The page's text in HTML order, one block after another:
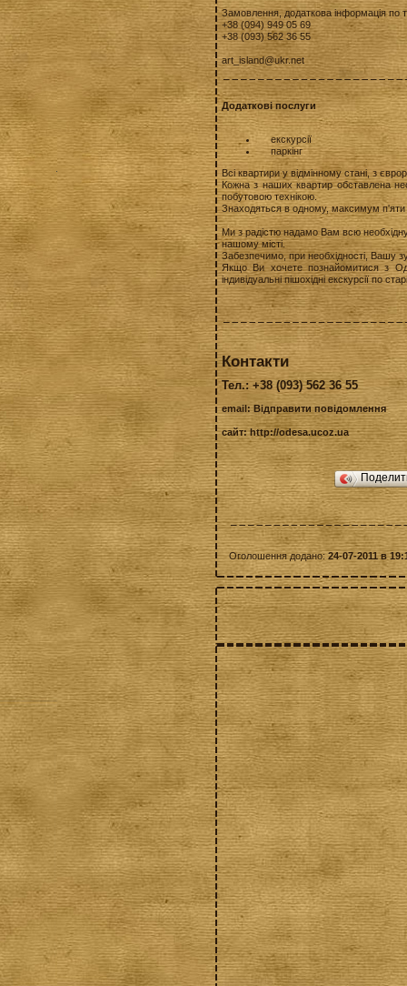
Замовлення, додаткова інформація по
+38 (094) 949 05 69
+38 (093) 562 36 55
art_island@ukr.net
Додаткові послуги
екскурсії
паркінг
Всі квартири у відмінному стані, з
Кожна з наших квартир обставлена
побутовою технікою.
Знаходяться в одному, максимум п'яти
Ми з радістю надамо Вам всю
нашому місті.
Забезпечимо, при необхідності, Вашу
Якщо Ви хочете познайомитися з
індивідуальні пішохідні екскурсії по
Контакти
Тел.: +38 (093) 562 36 55
email: Відправити повідомлення
сайт:http://odesa.ucoz.ua
Оголошення додано:24-07-2011 в